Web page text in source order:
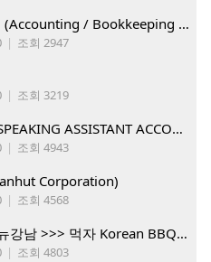
Young Ocean, Inc. 직원 모집 (Accounting / Bookkeeping 분야)
| 조회 2947
| 조회 3219
HIRING KOREAN/ENGLISH SPEAKING ASSISTANT ACCOUNT MANAGER
| 조회 4943
Corporation)
| 조회 4568
새롭게 오픈하는 (구)타코마 뉴강남 >>> 먹자 Korean BBQ 구인중
| 조회 4803